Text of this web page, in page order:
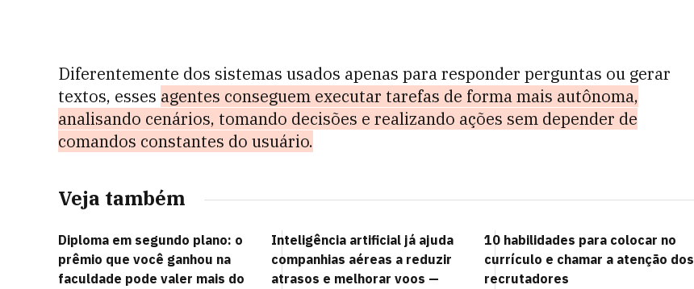
Diferentemente dos sistemas usados apenas para responder perguntas ou gerar
textos, esses agentes conseguem executar tarefas de forma mais autônoma,
analisando cenários, tomando decisões e realizando ações sem depender de
comandos constantes do usuário.
Veja também
Diploma em segundo plano: o
prêmio que você ganhou na
faculdade pode valer mais do
Inteligência artificial já ajuda
companhias aéreas a reduzir
atrasos e melhorar voos —
10 habilidades para colocar no
currículo e chamar a atenção dos
recrutadores